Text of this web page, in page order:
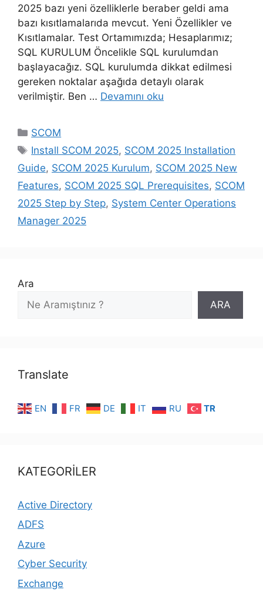
2025 bazı yeni özelliklerle beraber geldi ama
bazı kısıtlamalarıda mevcut. Yeni Özellikler ve
Kısıtlamalar. Test Ortamımızda; Hesaplarımız;
SQL KURULUM Öncelikle SQL kurulumdan
başlayacağız. SQL kurulumda dikkat edilmesi
gereken noktalar aşağıda detaylı olarak
verilmiştir. Ben … Devamını oku
Kategoriler
SCOM
Etiketler
Install SCOM 2025, SCOM 2025 Installation
Guide, SCOM 2025 Kurulum, SCOM 2025 New
Features, SCOM 2025 SQL Prerequisites, SCOM
2025 Step by Step, System Center Operations
Manager 2025
Ara
ARA
Translate
EN FR DE IT RU TR
KATEGORİLER
Active Directory
ADFS
Azure
Cyber Security
Exchange